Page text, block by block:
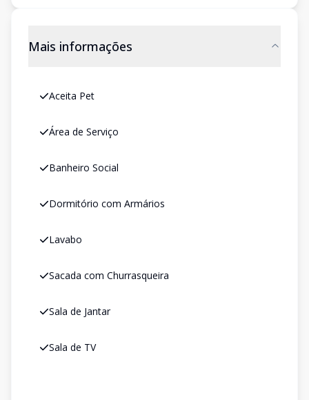
Mais informações
Aceita Pet
Área de Serviço
Banheiro Social
Dormitório com Armários
Lavabo
Sacada com Churrasqueira
Sala de Jantar
Sala de TV